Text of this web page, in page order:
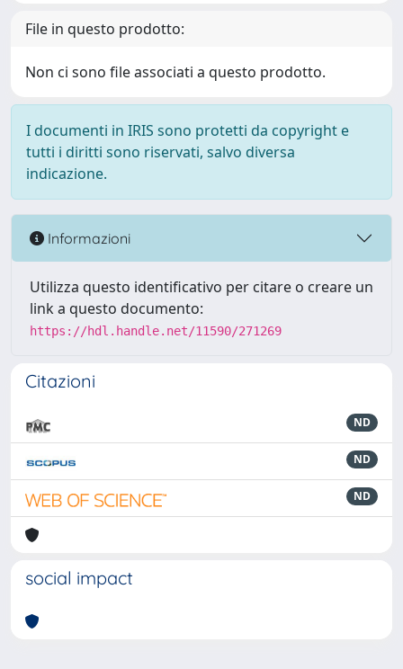
File in questo prodotto:
Non ci sono file associati a questo prodotto.
I documenti in IRIS sono protetti da copyright e
tutti i diritti sono riservati, salvo diversa
indicazione.
Informazioni
Utilizza questo identificativo per citare o creare un
link a questo documento:
https://hdl.handle.net/11590/271269
Citazioni
ND
ND
ND
social impact